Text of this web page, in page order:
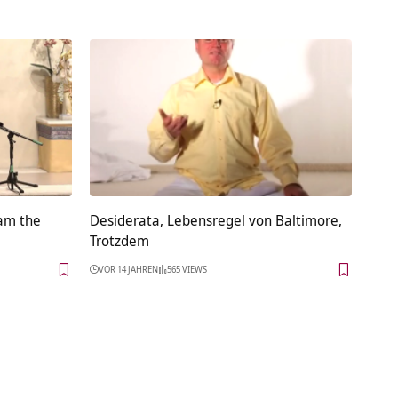
the
Desiderata, Lebensregel von Baltimore,
Trotzdem
VOR 14 JAHREN 565 VIEWS